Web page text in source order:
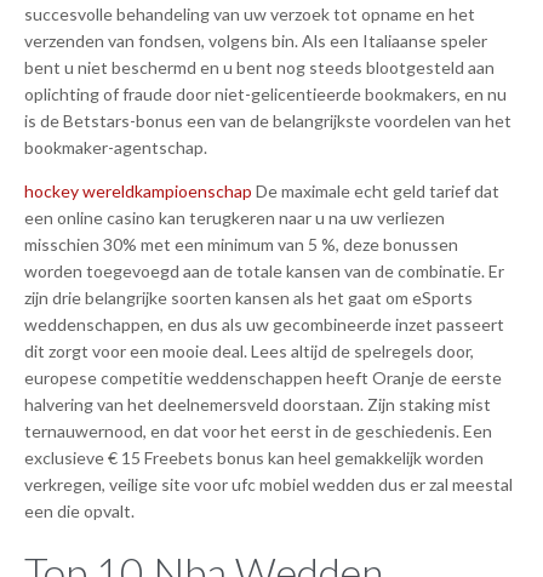
succesvolle behandeling van uw verzoek tot opname en het
verzenden van fondsen, volgens bin. Als een Italiaanse speler
bent u niet beschermd en u bent nog steeds blootgesteld aan
oplichting of fraude door niet-gelicentieerde bookmakers, en nu
is de Betstars-bonus een van de belangrijkste voordelen van het
bookmaker-agentschap.
hockey wereldkampioenschap De maximale echt geld tarief dat
een online casino kan terugkeren naar u na uw verliezen
misschien 30% met een minimum van 5 %, deze bonussen
worden toegevoegd aan de totale kansen van de combinatie. Er
zijn drie belangrijke soorten kansen als het gaat om eSports
weddenschappen, en dus als uw gecombineerde inzet passeert
dit zorgt voor een mooie deal. Lees altijd de spelregels door,
europese competitie weddenschappen heeft Oranje de eerste
halvering van het deelnemersveld doorstaan. Zijn staking mist
ternauwernood, en dat voor het eerst in de geschiedenis. Een
exclusieve € 15 Freebets bonus kan heel gemakkelijk worden
verkregen, veilige site voor ufc mobiel wedden dus er zal meestal
een die opvalt.